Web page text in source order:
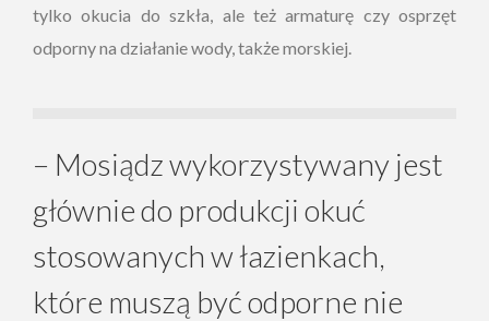
tylko okucia do szkła, ale też armaturę czy osprzęt
odporny na działanie wody, także morskiej.
– Mosiądz wykorzystywany jest
głównie do produkcji okuć
stosowanych w łazienkach,
które muszą być odporne nie